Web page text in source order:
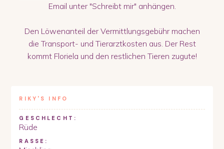
Email unter "Schreibt mir" anhängen.
Den Löwenanteil der Vermittlungsgebühr machen
die Transport- und Tierarztkosten aus. Der Rest
kommt Floriela und den restlichen Tieren zugute!
RIKY 'S INFO
GESCHLECHT:
Rüde
RASSE: